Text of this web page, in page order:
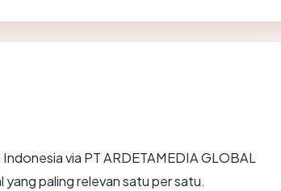
via PT ARDETAMEDIA GLOBAL
paling relevan satu per satu.